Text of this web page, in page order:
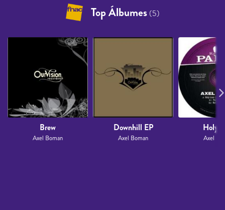
Top Álbumes (5)
Brew
Axel Boman
Downhill EP
Axel Boman
Holy
Axel